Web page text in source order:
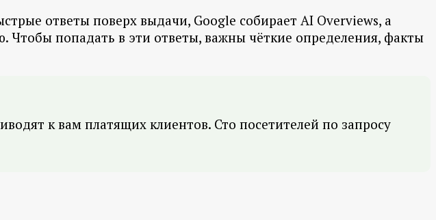
ответы поверх выдачи, Google собирает AI Overviews, а
попадать в эти ответы, важны чёткие определения, факты
к вам платящих клиентов. Сто посетителей по запросу